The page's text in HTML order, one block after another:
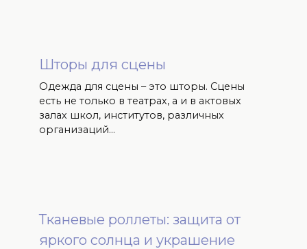
Шторы для сцены
Одежда для сцены – это шторы. Сцены
есть не только в театрах, а и в актовых
залах школ, институтов, различных
организаций…
Тканевые роллеты: защита от
яркого солнца и украшение